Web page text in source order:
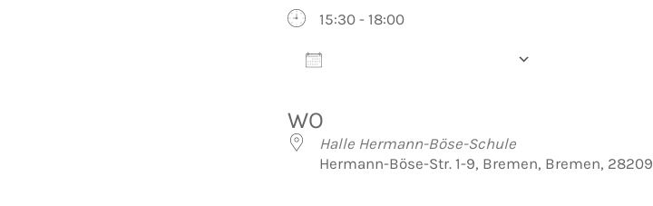
15:30 - 18:00
WO
Halle Hermann-Böse-Schule
Hermann-Böse-Str. 1-9, Bremen, Bremen, 28209